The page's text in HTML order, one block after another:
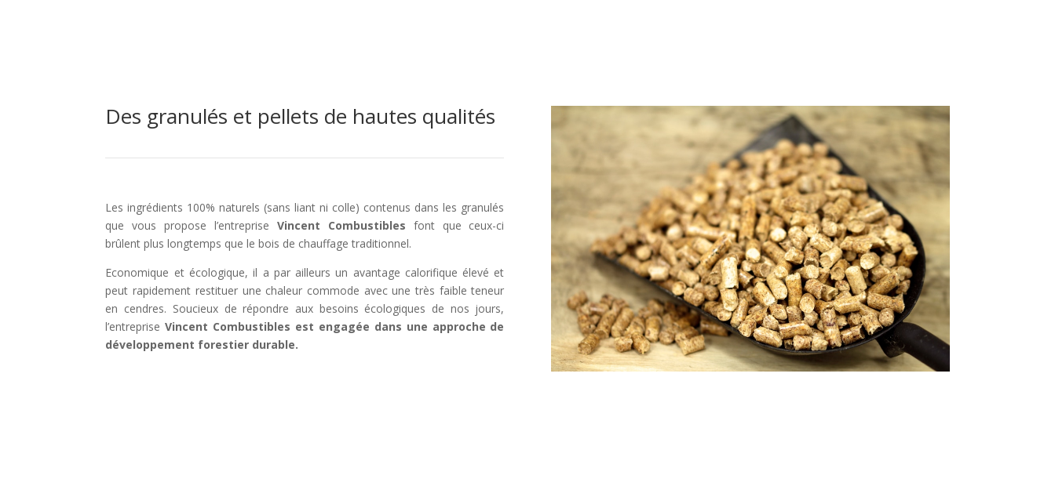
Des granulés et pellets de hautes qualités
Les ingrédients 100% naturels (sans liant ni colle) contenus dans les granulés
que vous propose l’entreprise Vincent Combustibles font que ceux-ci
brûlent plus longtemps que le bois de chauffage traditionnel.
Economique et écologique, il a par ailleurs un avantage calorifique élevé et
peut rapidement restituer une chaleur commode avec une très faible teneur
en cendres. Soucieux de répondre aux besoins écologiques de nos jours,
l’entrepriseVincent Combustibles est engagée dans une approche de
développement forestier durable.